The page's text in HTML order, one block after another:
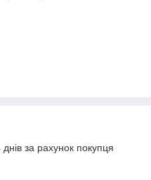
за рахунок покупця